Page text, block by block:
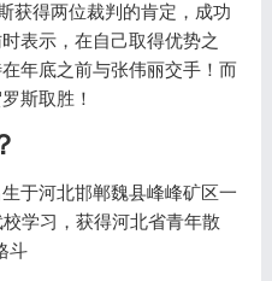
获得两位裁判的肯定，成功
表示，在自己取得优势之
年底之前与张伟丽交手！而
斯取胜！
于河北邯郸魏县峰峰矿区一
学习，获得河北省青年散
斗